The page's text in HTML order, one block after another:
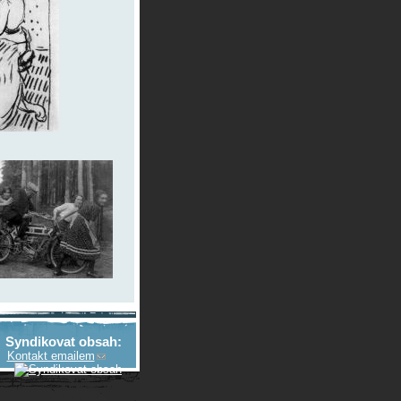
Syndikovat obsah:
Kontakt emailem